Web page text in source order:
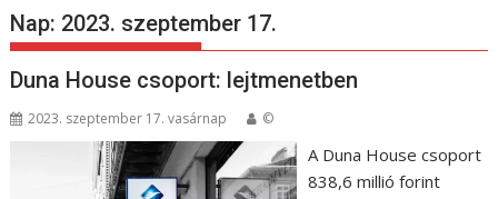
Nap: 2023. szeptember 17.
Duna House csoport: lejtmenetben
2023. szeptember 17. vasárnap ©
A Duna House csoport
838,6 millió forint